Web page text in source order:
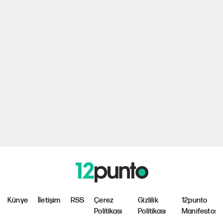
Künye İletişim RSS
Çerez
Politikası
Gizlilik
Politikası
12punto
Manifestosu